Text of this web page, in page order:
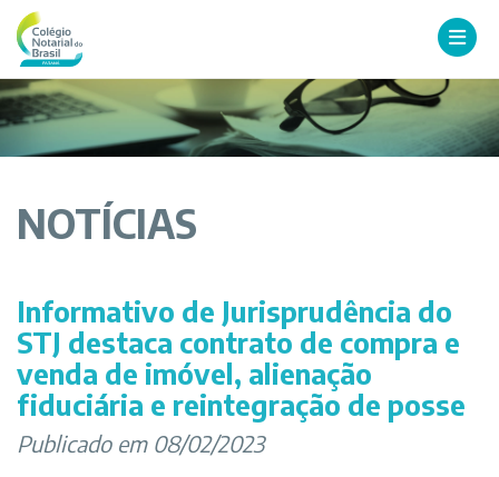
NOTÍCIAS
Informativo de Jurisprudência do
STJ destaca contrato de compra e
venda de imóvel, alienação
fiduciária e reintegração de posse
Publicado em 08/02/2023